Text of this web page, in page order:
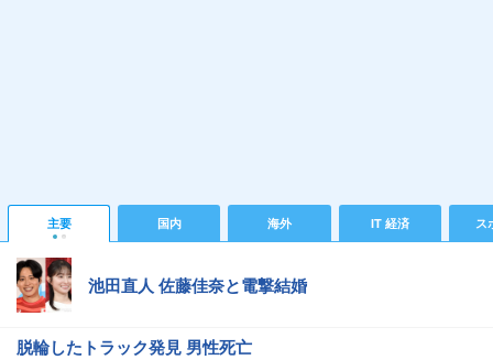
主要 国内 海外 IT 経済 ス
池田直人 佐藤佳奈と電撃結婚
脱輪したトラック発見 男性死亡